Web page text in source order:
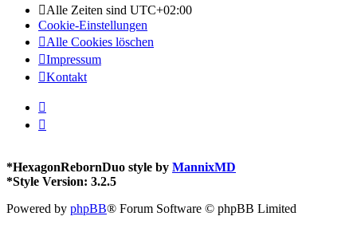
Alle Zeiten sind UTC+02:00
Cookie-Einstellungen
Alle Cookies löschen
Impressum
Kontakt
*HexagonRebornDuo style by MannixMD
*Style Version: 3.2.5
Powered by phpBB® Forum Software © phpBB Limited